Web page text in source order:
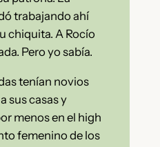
trabajando ahí
chiquita. A Rocío
Pero yo sabía.
tenían novios
sus casas y
menos en el high
femenino de los